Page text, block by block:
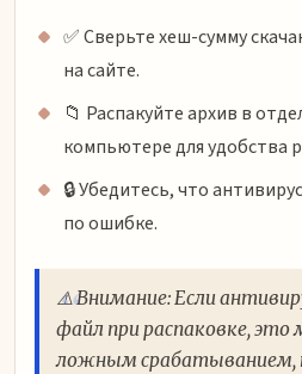
✅ Сверьте хеш-сумму
на сайте.
📁 Распакуйте архив в
компьютере для удобства
🔒 Убедитесь, что
по ошибке.
⚠️ Внимание: Если
файл при распаковке,
ложным срабатыванием,